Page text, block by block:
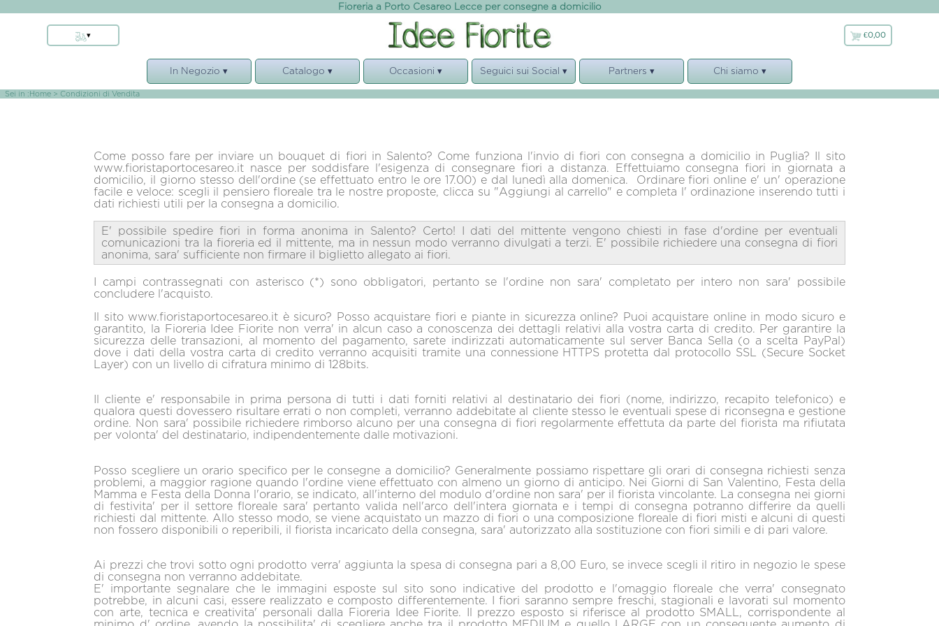
Fioreria a Porto Cesareo Lecce per consegne a domicilio
▾
Novoli
Porto Cesareo
Campi Salentina
€0,00
€0,00
In Negozio ▾ Catalogo ▾
Composizioni e Cesti
Piante
Occasioni ▾
Condoglianze
Matrimonio
Seguici sui Social ▾ Partners ▾
Voganto
Florajet
Chi siamo ▾
Privacy, cookies e GDPR
Condizioni di Vendita
Sei in :Home > Condizioni di Vendita
Come posso fare per inviare un bouquet di fiori in Salento? Come funziona l'invio di fiori con consegna a domicilio in Puglia? Il sito
www.fioristaportocesareo.it nasce per soddisfare l'esigenza di consegnare fiori a distanza. Effettuiamo consegna fiori in giornata a
domicilio, il giorno stesso dell'ordine (se effettuato entro le ore 17.00) e dal lunedì alla domenica. Ordinare fiori online e' un' operazione
facile e veloce: scegli il pensiero floreale tra le nostre proposte, clicca su "Aggiungi al carrello" e completa l' ordinazione inserendo tutti i
dati richiesti utili per la consegna a domicilio.
E' possibile spedire fiori in forma anonima in Salento? Certo! I dati del mittente vengono chiesti in fase d'ordine per eventuali
comunicazioni tra la fioreria ed il mittente, ma in nessun modo verranno divulgati a terzi. E' possibile richiedere una consegna di fiori
anonima, sara' sufficiente non firmare il biglietto allegato ai fiori.
I campi contrassegnati con asterisco (*) sono obbligatori, pertanto se l'ordine non sara' completato per intero non sara' possibile
concludere l'acquisto.
Il sito www.fioristaportocesareo.it è sicuro? Posso acquistare fiori e piante in sicurezza online? Puoi acquistare online in modo sicuro e
garantito, la Fioreria Idee Fiorite non verra' in alcun caso a conoscenza dei dettagli relativi alla vostra carta di credito. Per garantire la
sicurezza delle transazioni, al momento del pagamento, sarete indirizzati automaticamente sul server Banca Sella (o a scelta PayPal)
dove i dati della vostra carta di credito verranno acquisiti tramite una connessione HTTPS protetta dal protocollo SSL (Secure Socket
Layer) con un livello di cifratura minimo di 128bits.
Il cliente e' responsabile in prima persona di tutti i dati forniti relativi al destinatario dei fiori (nome, indirizzo, recapito telefonico) e
qualora questi dovessero risultare errati o non completi, verranno addebitate al cliente stesso le eventuali spese di riconsegna e gestione
ordine. Non sara' possibile richiedere rimborso alcuno per una consegna di fiori regolarmente effettuta da parte del fiorista ma rifiutata
per volonta' del destinatario, indipendentemente dalle motivazioni.
Posso scegliere un orario specifico per le consegne a domicilio? Generalmente possiamo rispettare gli orari di consegna richiesti senza
problemi, a maggior ragione quando l'ordine viene effettuato con almeno un giorno di anticipo. Nei Giorni di San Valentino, Festa della
Mamma e Festa della Donna l'orario, se indicato, all'interno del modulo d'ordine non sara' per il fiorista vincolante. La consegna nei giorni
di festivita' per il settore floreale sara' pertanto valida nell'arco dell'intera giornata e i tempi di consegna potranno differire da quelli
richiesti dal mittente. Allo stesso modo, se viene acquistato un mazzo di fiori o una composizione floreale di fiori misti e alcuni di questi
non fossero disponibili o reperibili, il fiorista incaricato della consegna, sara' autorizzato alla sostituzione con fiori simili e di pari valore.
Ai prezzi che trovi sotto ogni prodotto verra' aggiunta la spesa di consegna pari a 8,00 Euro, se invece scegli il ritiro in negozio le spese
di consegna non verranno addebitate.
E' importante segnalare che le immagini esposte sul sito sono indicative del prodotto e l'omaggio floreale che verra' consegnato
potrebbe, in alcuni casi, essere realizzato e composto differentemente. I fiori saranno sempre freschi, stagionali e lavorati sul momento
con arte, tecnica e creativita' personali dalla Fioreria Idee Fiorite. Il prezzo esposto si riferisce al prodotto SMALL, corrispondente al